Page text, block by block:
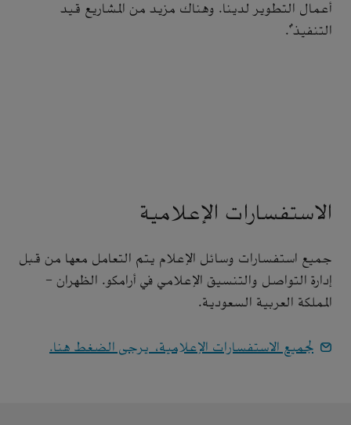
أعمال التطوير لدينا. وهناك مزيد من المشاريع قيد
التنفيذ".
الاستفسارات الإعلامية
جميع استفسارات وسائل الإعلام يتم التعامل معها من قبل
إدارة التواصل والتنسيق الإعلامي في أرامكو. الظهران -
المملكة العربية السعودية.
لجميع الاستفسارات الإعلامية، يرجى الضغط هنا.